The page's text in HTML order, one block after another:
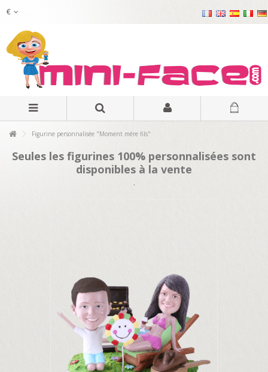
€
Figurine personnalisée "Moment mère fils"
Seules les figurines 100% personnalisées sont
disponibles à la vente
.